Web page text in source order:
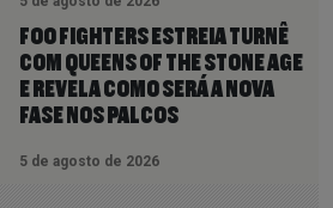
FOO FIGHTERS ESTREIA TURNÊ
COM QUEENS OF THE STONE AGE
E REVELA COMO SERÁ A NOVA
FASE NOS PALCOS
5 de agosto de 2026